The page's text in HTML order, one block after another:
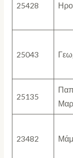
25428
25043
25135
23482